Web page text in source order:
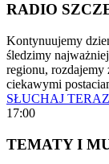
RADIO
Kontynuujemy
śledzimy
regionu, rozdajemy
ciekawymi
SŁUCHAJ TERAZ
17:00
TEMATY I